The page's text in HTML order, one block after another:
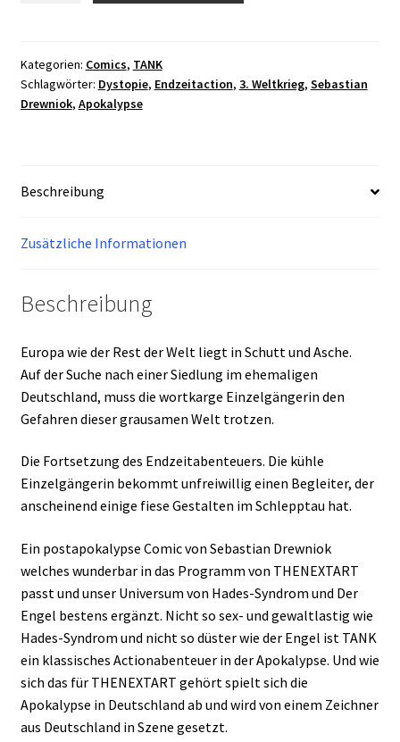
Kategorien: Comics, TANK
Schlagwörter: Dystopie, Endzeitaction, 3. Weltkrieg, Sebastian
Drewniok, Apokalypse
Beschreibung
Zusätzliche Informationen
Beschreibung
Europa wie der Rest der Welt liegt in Schutt und Asche.
Auf der Suche nach einer Siedlung im ehemaligen
Deutschland, muss die wortkarge Einzelgängerin den
Gefahren dieser grausamen Welt trotzen.
Die Fortsetzung des Endzeitabenteuers. Die kühle
Einzelgängerin bekommt unfreiwillig einen Begleiter, der
anscheinend einige fiese Gestalten im Schlepptau hat.
Ein postapokalypse Comic von Sebastian Drewniok
welches wunderbar in das Programm von THENEXTART
passt und unser Universum von Hades-Syndrom und Der
Engel bestens ergänzt. Nicht so sex- und gewaltlastig wie
Hades-Syndrom und nicht so düster wie der Engel ist TANK
ein klassisches Actionabenteuer in der Apokalypse. Und wie
sich das für THENEXTART gehört spielt sich die
Apokalypse in Deutschland ab und wird von einem Zeichner
aus Deutschland in Szene gesetzt.